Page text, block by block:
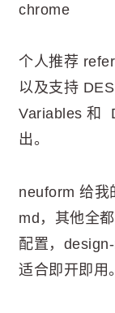
chrome
个人推荐
以及支持
Variables 和
出。
neuform 给我
md，其他全
配置，
适合即开即用。